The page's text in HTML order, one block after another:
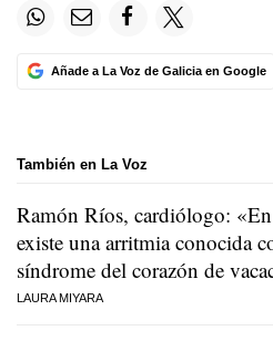
Añade a La Voz de Galicia en Google
También en La Voz
Ramón Ríos, cardiólogo:
existe una arritmia conocida
síndrome del corazón de
LAURA MIYARA